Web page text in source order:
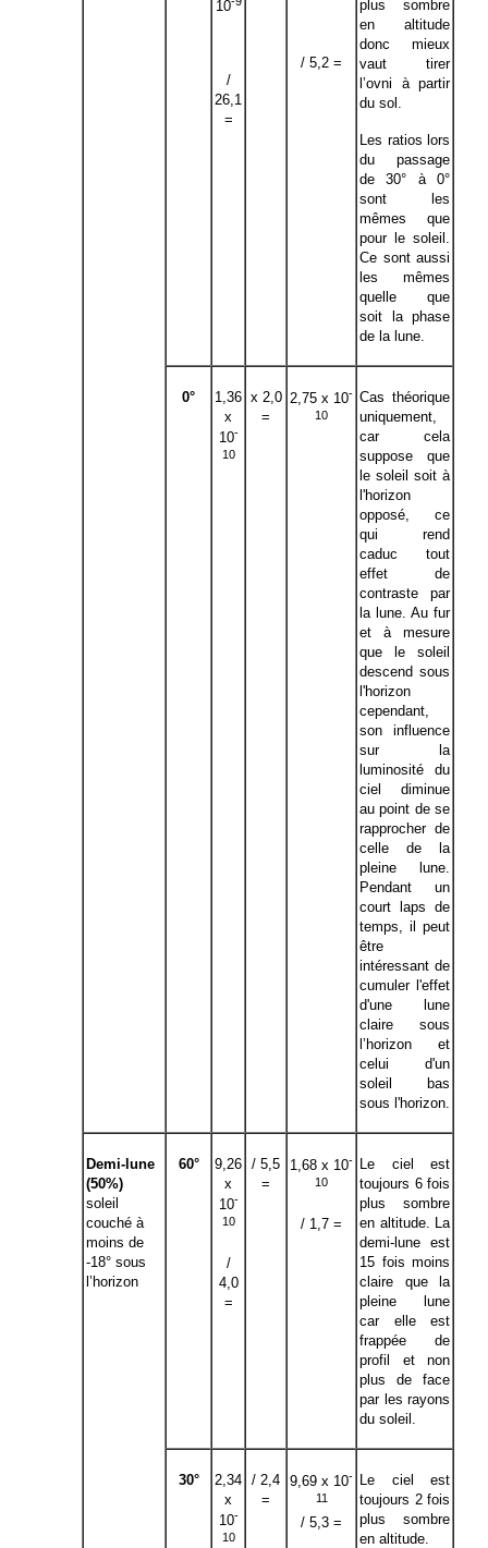
10
/
26,1
=
/ 5,2 =
plus sombre
en altitude
donc mieux
vaut tirer
l’ovni à partir
du sol.
Les ratios lors
du passage
de 30° à 0°
sont les
mêmes que
pour le soleil.
Ce sont aussi
les mêmes
quelle que
soit la phase
de la lune.
0°
1,36
x
10-
10
x 2,0
=
2,75 x 10-
10
Cas théorique
uniquement,
car cela
suppose que
le soleil soit à
l'horizon
opposé, ce
qui rend
caduc tout
effet de
contraste par
la lune. Au fur
et à mesure
que le soleil
descend sous
l'horizon
cependant,
son influence
sur la
luminosité du
ciel diminue
au point de se
rapprocher de
celle de la
pleine lune.
Pendant un
court laps de
temps, il peut
être
intéressant de
cumuler l'effet
d'une lune
claire sous
l’horizon et
celui d'un
soleil bas
sous l'horizon.
Demi-lune
(50%)
soleil
couché à
moins de
-18° sous
l’horizon
60°
9,26
x
10-
10
/
4,0
=
/ 5,5
=
1,68 x 10-
10
/ 1,7 =
Le ciel est
toujours 6 fois
plus sombre
en altitude. La
demi-lune est
15 fois moins
claire que la
pleine lune
car elle est
frappée de
profil et non
plus de face
par les rayons
du soleil.
30°
2,34
x
10-
10
/ 2,4
=
9,69 x 10-
11
/ 5,3 =
Le ciel est
toujours 2 fois
plus sombre
en altitude.